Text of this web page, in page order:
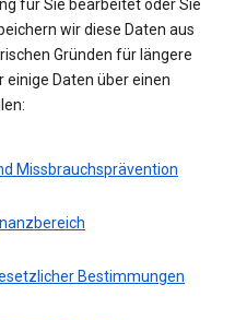
für Sie bearbeitet oder Sie
wir diese Daten aus
Gründen für längere
einige Daten über einen
Missbrauchsprävention
Bestimmungen